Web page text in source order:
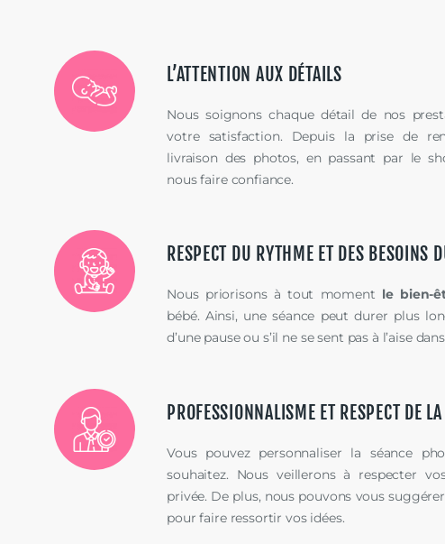
L’ATTENTION AUX DÉTAILS
Nous soignons chaque détail de nos
votre satisfaction. Depuis la prise de
livraison des photos, en passant par le
nous faire confiance.
RESPECT DU RYTHME ET DES BESOINS
Nous priorisons à tout moment le bien-
bébé. Ainsi, une séance peut durer plus
d’une pause ou s’il ne se sent pas à l’aise
PROFESSIONNALISME ET RESPECT DE
Vous pouvez personnaliser la séance
souhaitez. Nous veillerons à respecter
privée. De plus, nous pouvons vous
pour faire ressortir vos idées.